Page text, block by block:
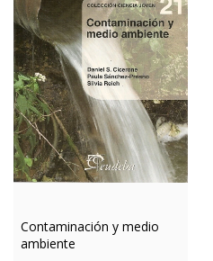
Contaminación y medio
ambiente